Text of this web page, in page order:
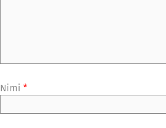
Nimi *